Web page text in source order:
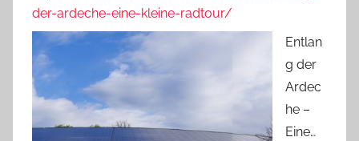
der-ardeche-eine-kleine-radtour/
Entlan
g der
Ardec
he –
Eine…